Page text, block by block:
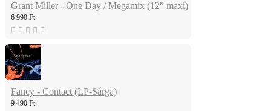
Grant Miller - One Day / Megamix (12” maxi)
6 990 Ft
Fancy - Contact (LP-Sárga)
9 490 Ft